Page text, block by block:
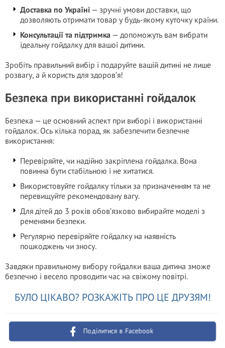
Доставка по Україні — зручні умови доставки, що
дозволяють отримати товар у будь-якому куточку країни.
Консультації та підтримка — допоможуть вам вибрати
ідеальну гойдалку для вашої дитини.
Зробіть правильний вибір і подаруйте вашій дитині не лише
розвагу, а й користь для здоров’я!
Безпека при використанні гойдалок
Безпека — це основний аспект при виборі і використанні
гойдалок. Ось кілька порад, як забезпечити безпечне
використання:
Перевіряйте, чи надійно закріплена гойдалка. Вона
повинна бути стабільною і не хитатися.
Використовуйте гойдалку тільки за призначенням та не
перевищуйте рекомендовану вагу.
Для дітей до 3 років обов’язково вибирайте моделі з
ременями безпеки.
Регулярно перевіряйте гойдалку на наявність
пошкоджень чи зносу.
Завдяки правильному вибору гойдалки ваша дитина зможе
безпечно і весело проводити час на свіжому повітрі.
БУЛО ЦІКАВО? РОЗКАЖІТЬ ПРО ЦЕ ДРУЗЯМ!
Поділитися в Facebook